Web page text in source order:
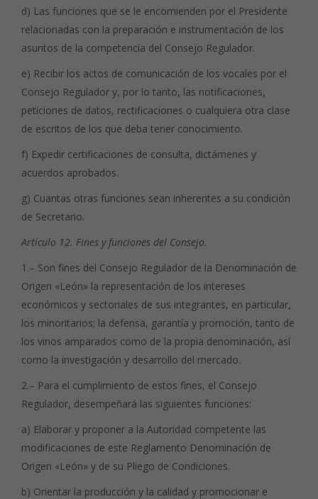
d) Las funciones que se le encomienden por el Presidente
relacionadas con la preparación e instrumentación de los
asuntos de la competencia del Consejo Regulador.
e) Recibir los actos de comunicación de los vocales por el
Consejo Regulador y, por lo tanto, las notificaciones,
peticiones de datos, rectificaciones o cualquiera otra clase
de escritos de los que deba tener conocimiento.
f) Expedir certificaciones de consulta, dictámenes y
acuerdos aprobados.
g) Cuantas otras funciones sean inherentes a su condición
de Secretario.
Artículo 12. Fines y funciones del Consejo.
1.– Son fines del Consejo Regulador de la Denominación de
Origen «León» la representación de los intereses
económicos y sectoriales de sus integrantes, en particular,
los minoritarios; la defensa, garantía y promoción, tanto de
los vinos amparados como de la propia denominación, así
como la investigación y desarrollo del mercado.
2.– Para el cumplimiento de estos fines, el Consejo
Regulador, desempeñará las siguientes funciones:
a) Elaborar y proponer a la Autoridad competente las
modificaciones de este Reglamento Denominación de
Origen «León» y de su Pliego de Condiciones.
b) Orientar la producción y la calidad y promocionar e